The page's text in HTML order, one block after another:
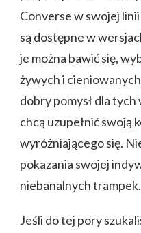
Converse w swojej
są dostępne w
je można bawić się,
żywych i
dobry pomysł dla
chcą uzupełnić swoją
wyróżniającego się.
pokazania swojej
niebanalnych trampek.
Jeśli do tej pory